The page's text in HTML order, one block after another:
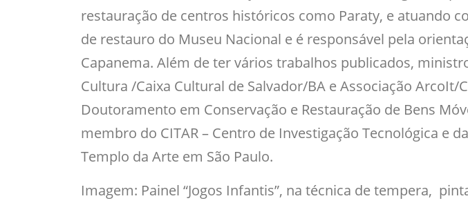
restauração de centros históricos como Paraty, e atuando
de restauro do Museu Nacional e é responsável pela
Capanema. Além de ter vários trabalhos publicados,
Cultura /Caixa Cultural de Salvador/BA e Associação
Doutoramento em Conservação e Restauração de Bens
membro do CITAR – Centro de Investigação Tecnológica e
Templo da Arte em São Paulo.
Imagem: Painel “Jogos Infantis”, na técnica de tempera,